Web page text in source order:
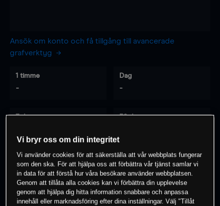
Ansök om konto och få tillgång till avancerade
grafverktyg
1 timme
-
Dag
-
7 dagar 30 dagar
0% av kunderna har en position i detta
instrument
Vi bryr oss om din integritet
Vi använder cookies för att säkerställa att vår webbplats fungerar
som den ska. För att hjälpa oss att förbättra vår tjänst samlar vi
in data för att förstå hur våra besökare använder webbplatsen.
Genom att tillåta alla cookies kan vi förbättra din upplevelse
genom att hjälpa dig hitta information snabbare och anpassa
innehåll eller marknadsföring efter dina inställningar. Välj "Tillåt